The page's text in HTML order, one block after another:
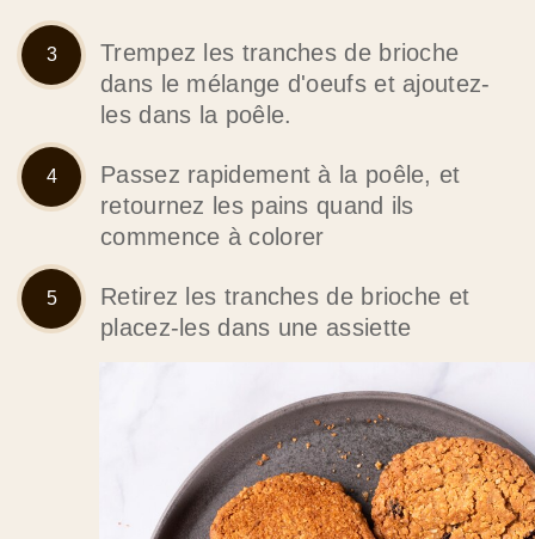
Trempez les tranches de brioche
dans le mélange d'oeufs et ajoutez-
les dans la poêle.
Passez rapidement à la poêle, et
retournez les pains quand ils
commence à colorer
Retirez les tranches de brioche et
placez-les dans une assiette